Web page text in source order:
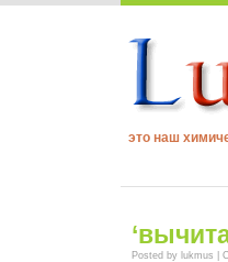
это наш
Posted by lukmus |